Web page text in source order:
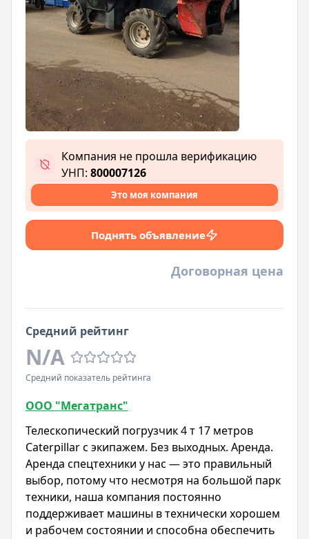
ООО "Мегатранс"
Телескопический погрузчик 4 т 17 метров
Caterpillar с экипажем. Без выходных. Аренда.
Аренда спецтехники у нас — это правильный
выбор, потому что несмотря на большой парк
техники, наша компания постоянно
поддерживает машины в технически хорошем
и рабочем состоянии и способна обеспечить
Компания не прошла верификацию
УНП: 800007126
Это моя компания
Поднять объявление
Договорная цена
Средний рейтинг
N/A
Средний показатель рейтинга